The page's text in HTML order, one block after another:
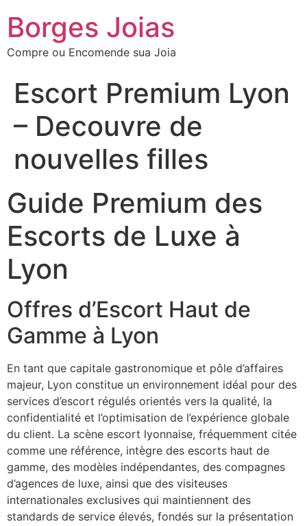
Borges Joias
Compre ou Encomende sua Joia
Escort Premium Lyon
– Decouvre de
nouvelles filles
Guide Premium des
Escorts de Luxe à
Lyon
Offres d’Escort Haut de
Gamme à Lyon
En tant que capitale gastronomique et pôle d’affaires
majeur, Lyon constitue un environnement idéal pour des
services d’escort régulés orientés vers la qualité, la
confidentialité et l’optimisation de l’expérience globale
du client. La scène escort lyonnaise, fréquemment citée
comme une référence, intègre des escorts haut de
gamme, des modèles indépendantes, des compagnes
d’agences de luxe, ainsi que des visiteuses
internationales exclusives qui maintiennent des
standards de service élevés, fondés sur la présentation